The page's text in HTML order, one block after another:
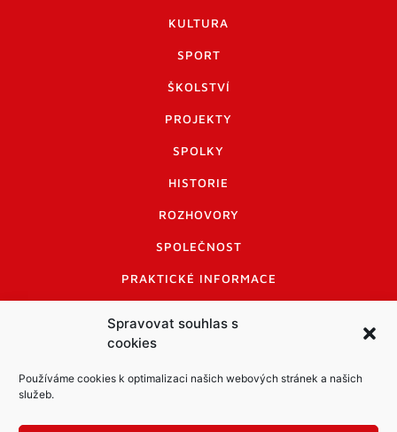
Spravovat souhlas s
cookies
Používáme cookies k optimalizaci našich webových stránek a našich
služeb.
KULTURA
SPORT
ŠKOLSTVÍ
PROJEKTY
SPOLKY
HISTORIE
ROZHOVORY
SPOLEČNOST
PRAKTICKÉ INFORMACE
INFORMACE A KODEX DISKUTUJÍCÍCH
LOGO A LOGO MANUÁL